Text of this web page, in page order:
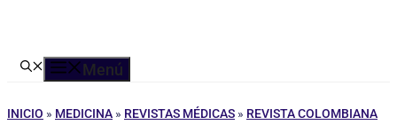
Menú
INICIO » MEDICINA » REVISTAS MÉDICAS » REVISTA COLOMBIANA